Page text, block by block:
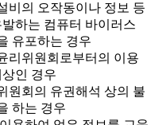
비의 오작동이나 정보 등
하는 컴퓨터 바이러스
유포하는 경우
리위원회로부터의 이용
인 경우
원회의 유권해석 상의 불
하는 경우